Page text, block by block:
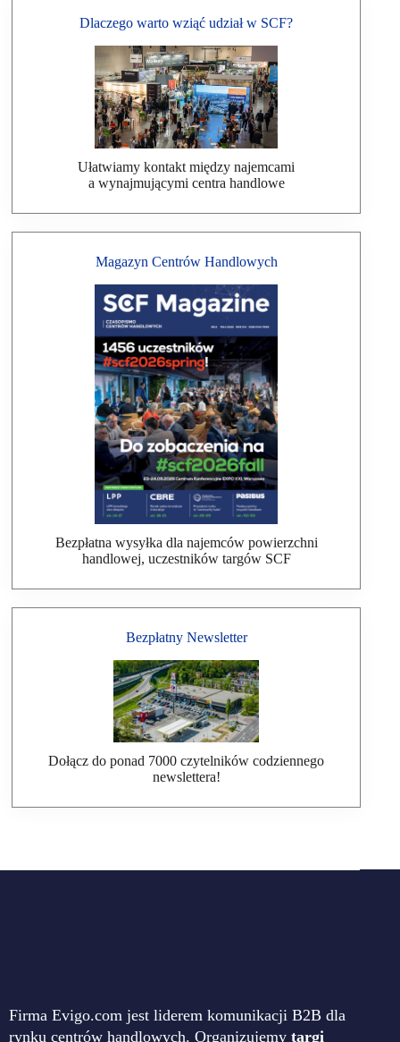
Dlaczego warto wziąć udział w SCF?
Ułatwiamy kontakt między najemcami
a wynajmującymi centra handlowe
Magazyn Centrów Handlowych
Bezpłatna wysyłka dla najemców powierzchni
handlowej, uczestników targów SCF
Bezpłatny Newsletter
Dołącz do ponad 7000 czytelników codziennego
newslettera!
Firma Evigo.com jest liderem komunikacji B2B dla
rynku centrów handlowych. Organizujemy targi